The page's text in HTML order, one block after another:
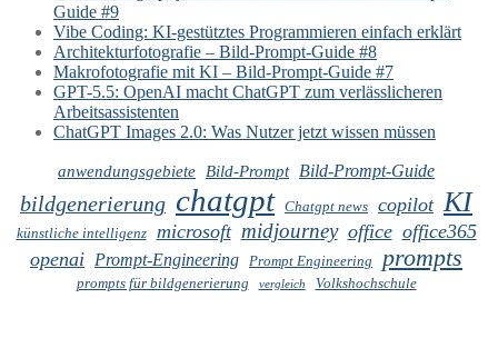
Guide #9
Vibe Coding: KI-gestütztes Programmieren einfach erklärt
Architekturfotografie – Bild-Prompt-Guide #8
Makrofotografie mit KI – Bild-Prompt-Guide #7
GPT-5.5: OpenAI macht ChatGPT zum verlässlicheren
Arbeitsassistenten
ChatGPT Images 2.0: Was Nutzer jetzt wissen müssen
anwendungsgebiete Bild-Prompt Bild-Prompt-Guide
bildgenerierung chatgpt Chatgpt news copilot KI
künstliche intelligenz microsoft midjourney office office365
openai Prompt-Engineering Prompt Engineering prompts
prompts für bildgenerierung vergleich Volkshochschule